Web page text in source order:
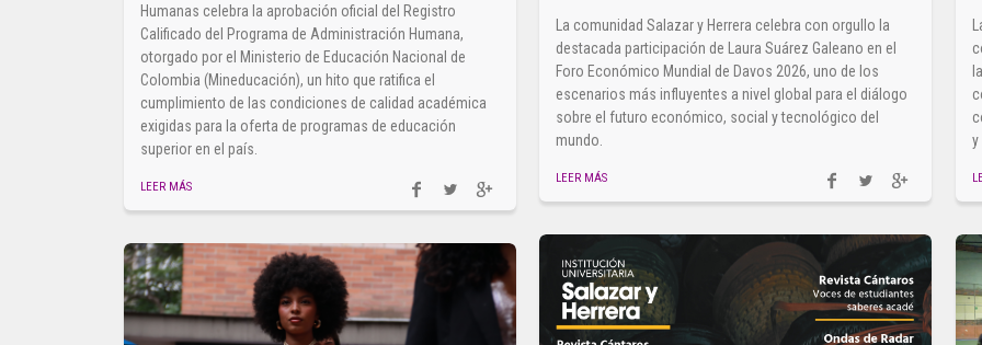
La comunidad Salazar y Herrera celebra con orgullo la
destacada participación de Laura Suárez Galeano en el
Foro Económico Mundial de Davos 2026, uno de los
escenarios más influyentes a nivel global para el diálogo
sobre el futuro económico, social y tecnológico del
mundo.
LEER MÁS
y
Humanas celebra la aprobación oficial del Registro
Calificado del Programa de Administración Humana,
otorgado por el Ministerio de Educación Nacional de
Colombia (Mineducación), un hito que ratifica el
cumplimiento de las condiciones de calidad académica
exigidas para la oferta de programas de educación
superior en el país.
LEER MÁS